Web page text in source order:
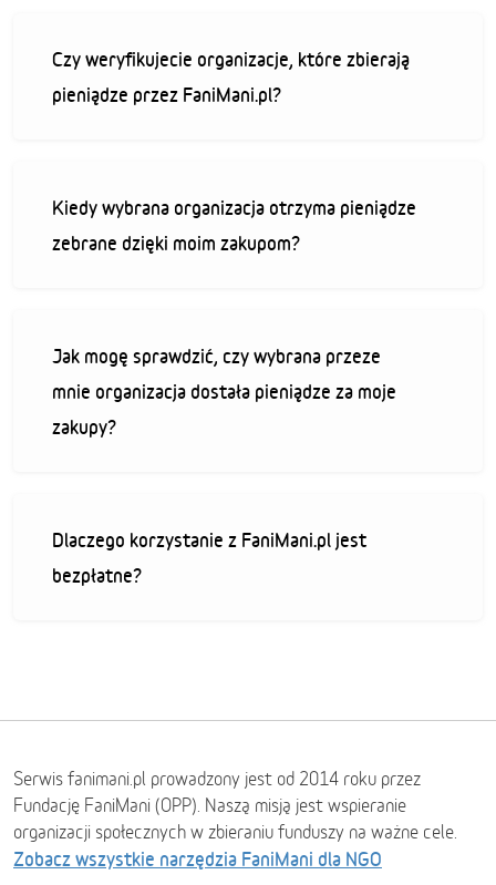
Czy weryfikujecie organizacje, które zbierają
pieniądze przez FaniMani.pl?
Kiedy wybrana organizacja otrzyma pieniądze
zebrane dzięki moim zakupom?
Jak mogę sprawdzić, czy wybrana przeze
mnie organizacja dostała pieniądze za moje
zakupy?
Dlaczego korzystanie z FaniMani.pl jest
bezpłatne?
Serwis fanimani.pl prowadzony jest od 2014 roku przez
Fundację FaniMani (OPP). Naszą misją jest wspieranie
organizacji społecznych w zbieraniu funduszy na ważne cele.
Zobacz wszystkie narzędzia FaniMani dla NGO